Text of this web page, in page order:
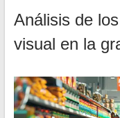
Análisis de
visual en la